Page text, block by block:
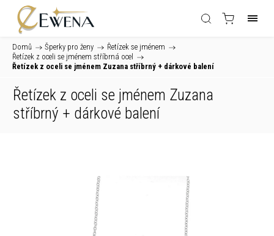
Domů / Šperky pro ženy / Řetízek se jménem /
Řetízek z oceli se jménem stříbrná ocel /
Řetízek z oceli se jménem Zuzana stříbrný + dárkové balení
Řetízek z oceli se jménem Zuzana
stříbrný + dárkové balení